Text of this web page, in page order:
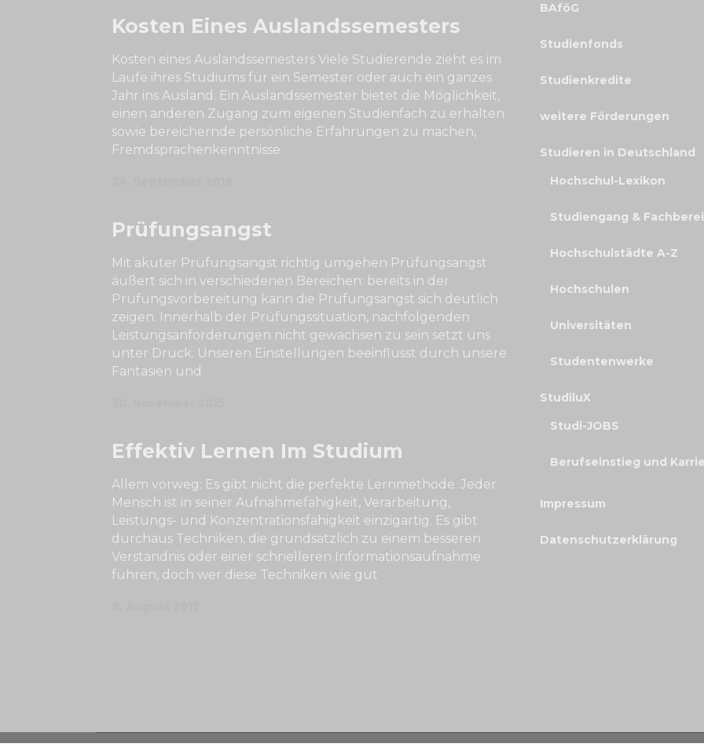
Kosten Eines Auslandssemesters
Kosten eines Auslandssemesters Viele Studierende zieht es im
Laufe ihres Studiums für ein Semester oder auch ein ganzes
Jahr ins Ausland. Ein Auslandssemester bietet die Möglichkeit,
einen anderen Zugang zum eigenen Studienfach zu erhalten
sowie bereichernde persönliche Erfahrungen zu machen,
Fremdsprachenkenntnisse
Prüfungsangst
Mit akuter Prüfungsangst richtig umgehen Prüfungsangst
äußert sich in verschiedenen Bereichen: bereits in der
Prüfungsvorbereitung kann die Prüfungsangst sich deutlich
zeigen. Innerhalb der Prüfungssituation, nachfolgenden
Leistungsanforderungen nicht gewachsen zu sein setzt uns
unter Druck. Unseren Einstellungen beeinflusst durch unsere
Fantasien und
Effektiv Lernen Im Studium
Allem vorweg: Es gibt nicht die perfekte Lernmethode. Jeder
Mensch ist in seiner Aufnahmefähigkeit, Verarbeitung,
Leistungs- und Konzentrationsfähigkeit einzigartig. Es gibt
durchaus Techniken, die grundsätzlich zu einem besseren
Verständnis oder einer schnelleren Informationsaufnahme
führen, doch wer diese Techniken wie gut
BAföG
Studienfonds
Studienkredite
weitere Förderungen
Studieren in Deutschland
Hochschul-Lexikon
Studiengang &
Hochschulstädte A-Z
Hochschulen
Universitäten
Studentenwerke
StudiluX
Studi-JOBS
Berufseinstieg und
Impressum
Datenschutzerklärung